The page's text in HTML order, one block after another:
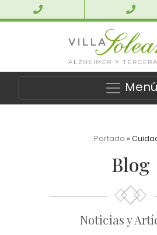
Menú
Portada »
Blog
Noticias y